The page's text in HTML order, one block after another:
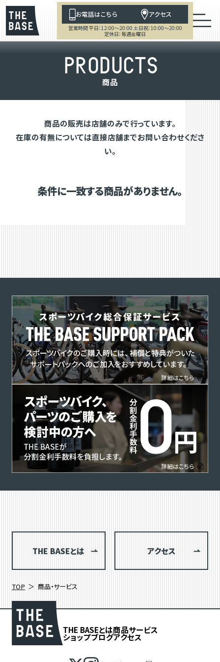
お電話はこちら アクセス
営業時間 平日：12:00～20:00 土日祝：10:00～20:00
定休日：毎週金曜日
PRODUCTS
商品
商品の販売は店舗のみで行っています。
在庫の有無については直接店舗までお問い合わせくださ
い。
条件に一致する商品がありません。
THE BASEとは アクセス
TOP 商品・サービス
THE BASEとは商品サービス
ショップブログアクセス